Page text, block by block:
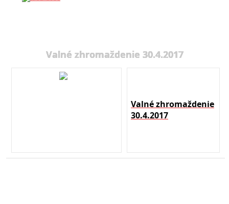
Valné zhromaždenie 30.4.2017
Valné zhromaždenie
30.4.2017